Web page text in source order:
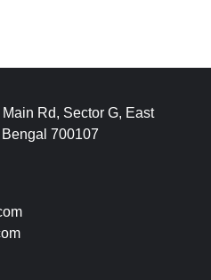
Rd, Sector G, East
700107